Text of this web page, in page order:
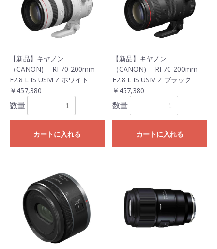
【新品】キヤノン
（CANON) RF70-200mm
F2.8 L IS USM Z ホワイト
￥457,380
数量
カートに入れる
【新品】キヤノン
（CANON) RF70-200mm
F2.8 L IS USM Z ブラック
￥457,380
数量
カートに入れる